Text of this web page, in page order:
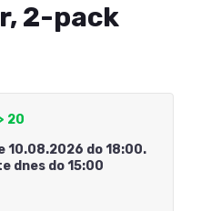
2-pack
20
10.08.2026 do 18:00.
dnes do 15:00